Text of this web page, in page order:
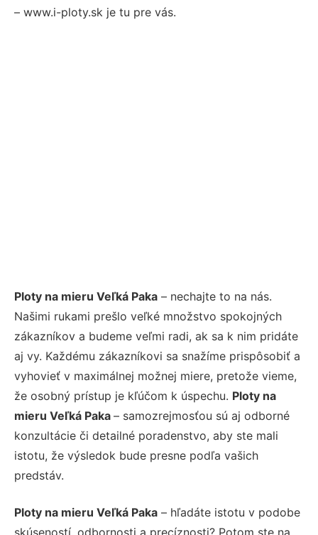
– www.i-ploty.sk je tu pre vás.
Ploty na mieru Veľká Paka – nechajte to na nás.
Našimi rukami prešlo veľké množstvo spokojných
zákazníkov a budeme veľmi radi, ak sa k nim pridáte
aj vy. Každému zákazníkovi sa snažíme prispôsobiť a
vyhovieť v maximálnej možnej miere, pretože vieme,
že osobný prístup je kľúčom k úspechu. Ploty na
mieru Veľká Paka – samozrejmosťou sú aj odborné
konzultácie či detailné poradenstvo, aby ste mali
istotu, že výsledok bude presne podľa vašich
predstáv.
Ploty na mieru Veľká Paka – hľadáte istotu v podobe
skúseností, odbornosti a precíznosti? Potom ste na